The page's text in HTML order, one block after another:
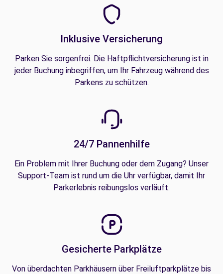
Inklusive Versicherung
Parken Sie sorgenfrei. Die Haftpflichtversicherung ist in
jeder Buchung inbegriffen, um Ihr Fahrzeug während des
Parkens zu schützen.
24/7 Pannenhilfe
Ein Problem mit Ihrer Buchung oder dem Zugang? Unser
Support-Team ist rund um die Uhr verfügbar, damit Ihr
Parkerlebnis reibungslos verläuft.
Gesicherte Parkplätze
Von überdachten Parkhäusern über Freiluftparkplätze bis